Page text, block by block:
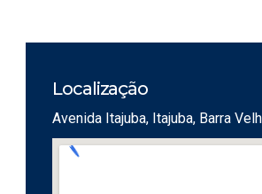
Localização
Avenida Itajuba, Itajuba, Barra